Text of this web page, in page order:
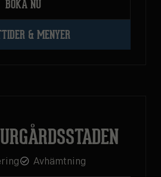
BOKA NU
& MENYER
Avhämtning